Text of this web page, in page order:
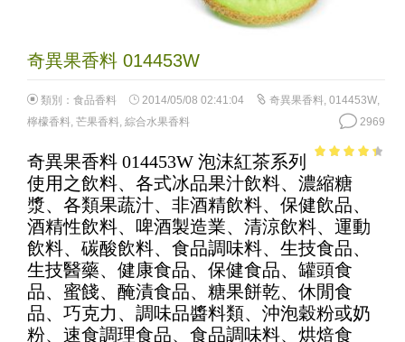
奇異果香料 014453W
類別： 食品香料 2014/05/08 02:41:04 奇異果香料, 014453W,
檸檬香料, 芒果香料, 綜合水果香料 2969
5
奇異果香料 014453W 泡沫紅茶系列
使用之飲料、各式冰品果汁飲料、濃縮糖
漿、各類果蔬汁、非酒精飲料、保健飲品、
酒精性飲料、啤酒製造業、清涼飲料、運動
飲料、碳酸飲料、食品調味料、生技食品、
生技醫藥、健康食品、保健食品、罐頭食
品、蜜餞、醃漬食品、糖果餅乾、休閒食
品、巧克力、調味品醬料類、沖泡穀粉或奶
粉、速食調理食品、食品調味料、烘焙食